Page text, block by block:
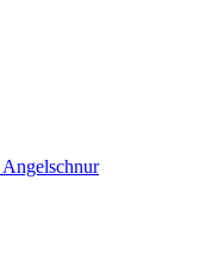
Angelschnur